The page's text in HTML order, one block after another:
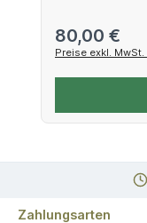
Regulärer Preis:
80,00 €
Preise exkl.
Zahlungsarten